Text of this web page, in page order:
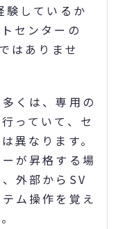
験しているか
センターの
はありませ
くは、専用の
っていて、セ
異なります。
が昇格する場
外部からSV
ム操作を覚え